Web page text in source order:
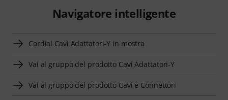
Navigatore intelligente
Cordial Cavi Adattatori-Y in mostra
Vai al gruppo del prodotto Cavi Adattatori-Y
Vai al gruppo del prodotto Cavi e Connettori